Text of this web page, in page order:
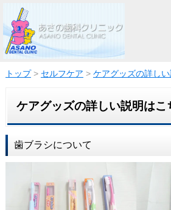
トップ > セルフケア > ケアグッズの詳し
ケアグッズの詳しい説明はこ
歯ブラシについて